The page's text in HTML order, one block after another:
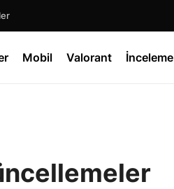
Mobil Valorant İnceleme